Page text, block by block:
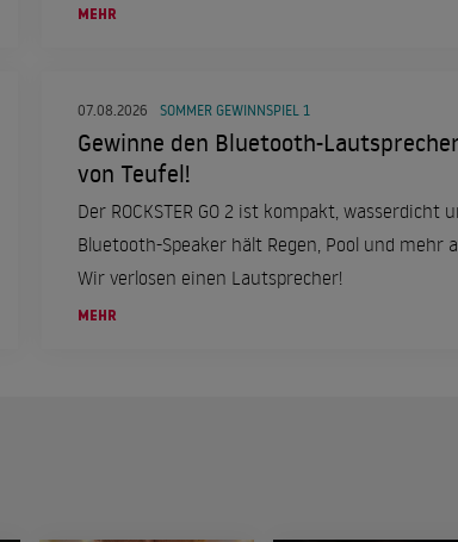
MEHR
07.08.2026 SOMMER GEWINNSPIEL 1
Gewinne den Bluetooth-Lautsprecher
von Teufel!
Der ROCKSTER GO 2 ist kompakt, wasserdicht
Bluetooth-Speaker hält Regen, Pool und mehr
Wir verlosen einen Lautsprecher!
MEHR